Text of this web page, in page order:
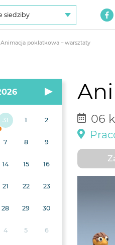
siedziby
Animacja poklatkowa – warsztaty
06
31 1 2
7 8 9
14 15 16
21 22 23
28 29 30
4 5 6